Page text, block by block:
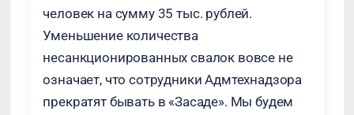
человек на сумму 35 тыс. рублей.
Уменьшение количества
несанкционированных свалок вовсе не
означает, что сотрудники Адмтехнадзора
прекратят бывать в «Засаде». Мы будем